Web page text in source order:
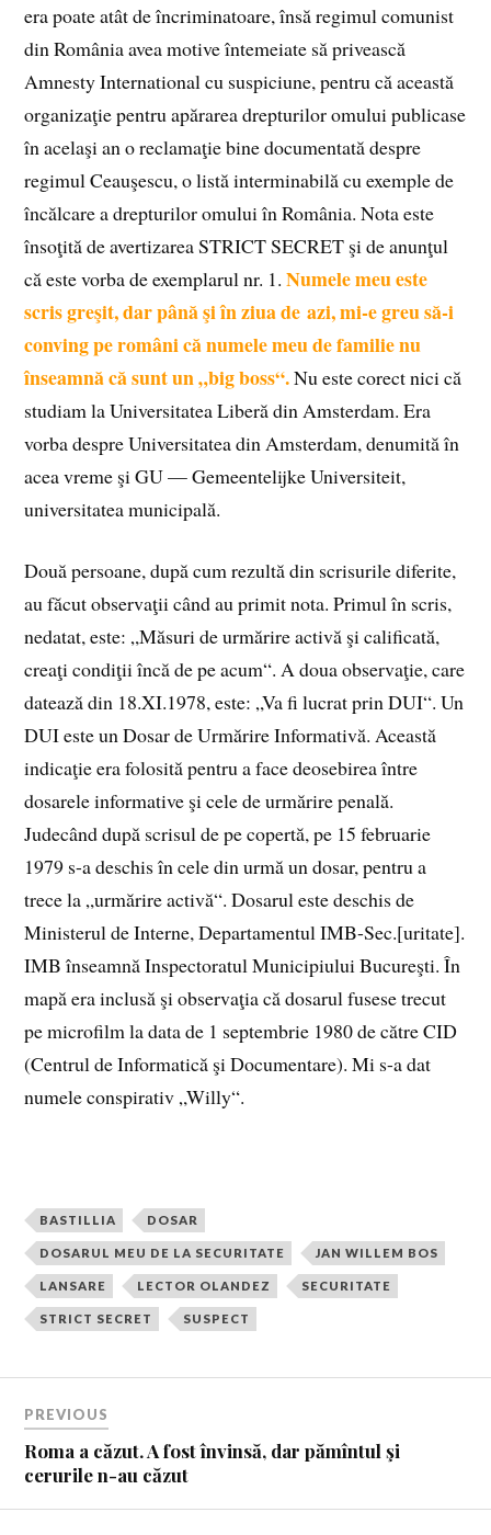
era poate atât de încriminatoare, însă regimul comunist
din România avea motive întemeiate să privească
Amnesty International cu suspiciune, pentru că această
organizaţie pentru apărarea drepturilor omului publicase
în acelaşi an o reclamaţie bine documentată despre
regimul Ceauşescu, o listă interminabilă cu exemple de
încălcare a drepturilor omului în România. Nota este
însoţită de avertizarea STRICT SECRET şi de anunţul
că este vorba de exemplarul nr. 1.Numele meu este
scris greşit, dar până şi în ziua de azi, mi-e greu să-i
conving pe români că numele meu de familie nu
înseamnă că sunt un „big boss“.Nu este corect nici că
studiam la Universitatea Liberă din Amsterdam. Era
vorba despre Universitatea din Amsterdam, denumită în
acea vreme şi GU — Gemeentelijke Universiteit,
universitatea municipală.
Două persoane, după cum rezultă din scrisurile diferite,
au făcut observaţii când au primit nota. Primul în scris,
nedatat, este: „Măsuri de urmărire activă şi calificată,
creaţi condiţii încă de pe acum“. A doua observaţie, care
datează din 18.XI.1978, este: „Va fi lucrat prin DUI“. Un
DUI este un Dosar de Urmărire Informativă. Această
indicaţie era folosită pentru a face deosebirea între
dosarele informative şi cele de urmărire penală.
Judecând după scrisul de pe copertă, pe 15 februarie
1979 s-a deschis în cele din urmă un dosar, pentru a
trece la „urmărire activă“. Dosarul este deschis de
Ministerul de Interne, Departamentul IMB-Sec.[uritate].
IMB înseamnă Inspectoratul Municipiului Bucureşti. În
mapă era inclusă şi observaţia că dosarul fusese trecut
pe microfilm la data de 1 septembrie 1980 de către CID
(Centrul de Informatică şi Documentare). Mi s-a dat
numele conspirativ „Willy“.
BASTILLIA DOSAR
DOSARUL MEU DE LA SECURITATE JAN WILLEM BOS
LANSARE LECTOR OLANDEZ SECURITATE
STRICT SECRET SUSPECT
PREVIOUS
Roma a căzut. A fost învinsă, dar pămîntul şi
cerurile n-au căzut